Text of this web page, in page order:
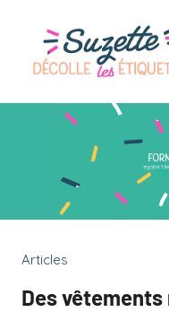
Articles
Des